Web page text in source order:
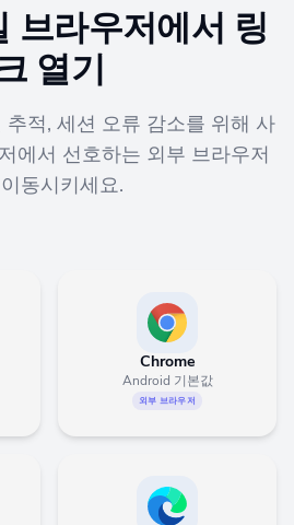
브라우저에서 링
열기
적, 세션 오류 감소를 위해 사
에서 선호하는 외부 브라우저
동시키세요.
Chrome
Android 기본값
외부 브라우저